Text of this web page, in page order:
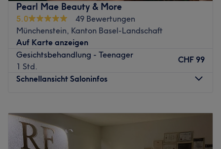
Pearl Mae Beauty & More
5.0
49 Bewertungen
Münchenstein, Kanton Basel-Landschaft
Auf Karte anzeigen
Gesichtsbehandlung - Teenager
1 Std.
CHF 99
Schnellansicht Saloninfos
Dienstag
Mittwoch
19:00
Donnerstag
09:00–
19:00